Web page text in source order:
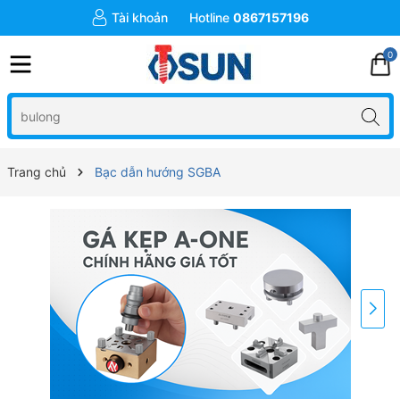
Tài khoản Hotline 0867157196
0
Trang chủ Bạc dẫn hướng SGBA